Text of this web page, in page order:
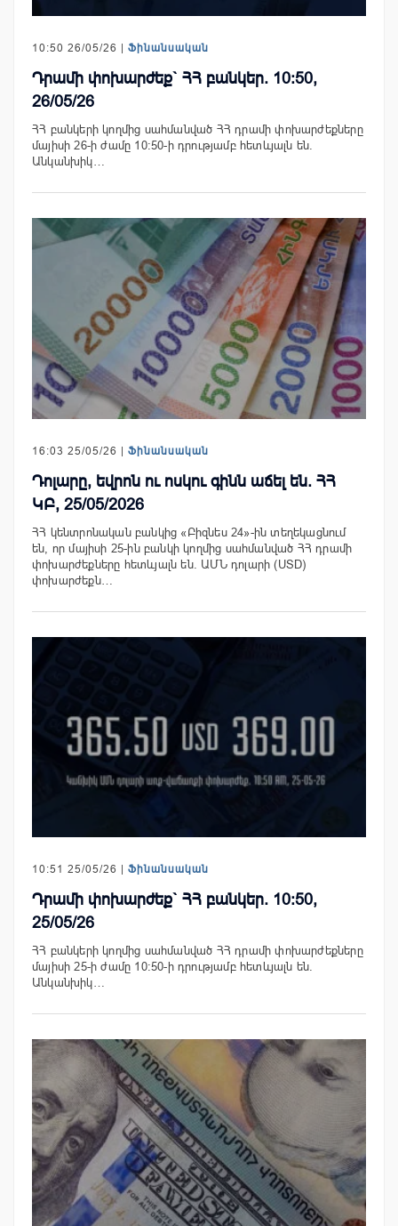
10:50 26/05/26 | Ֆինանսական
Դրամի փոխարժեք` ՀՀ բանկեր. 10:50,
26/05/26
ՀՀ բանկերի կողմից սահմանված ՀՀ դրամի փոխարժեքները
մայիսի 26-ի ժամը 10:50-ի դրությամբ հետևյալն են.
Անկանխիկ…
16:03 25/05/26 | Ֆինանսական
Դոլարը, եվրոն ու ոսկու գինն աճել են. ՀՀ
ԿԲ, 25/05/2026
ՀՀ կենտրոնական բանկից «Բիզնես 24»-ին տեղեկացնում
են, որ մայիսի 25-ին բանկի կողմից սահմանված ՀՀ դրամի
փոխարժեքները հետևյալն են. ԱՄՆ դոլարի (USD)
փոխարժեքն…
10:51 25/05/26 | Ֆինանսական
Դրամի փոխարժեք` ՀՀ բանկեր. 10:50,
25/05/26
ՀՀ բանկերի կողմից սահմանված ՀՀ դրամի փոխարժեքները
մայիսի 25-ի ժամը 10:50-ի դրությամբ հետևյալն են.
Անկանխիկ…